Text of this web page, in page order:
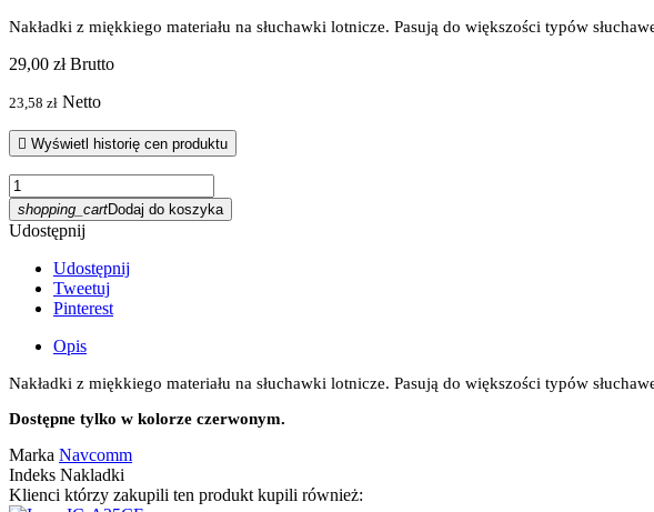
Nakładki z miękkiego materiału na słuchawki lotnicze. Pasują do większości typów
29,00 złBrutto
23,58 zł Netto
 Wyświetl historię cen produktu
shopping_cartDodaj do koszyka
Udostępnij
Udostępnij
Tweetuj
Pinterest
Opis
Nakładki z miękkiego materiału na słuchawki lotnicze. Pasują do większości typów
Dostępne tylko w kolorze czerwonym.
Marka Navcomm
Indeks Nakladki
Klienci którzy zakupili ten produkt kupili również: